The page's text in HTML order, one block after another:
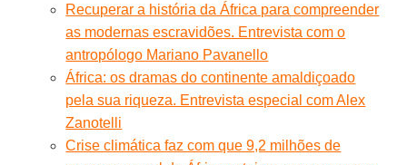
Recuperar a história da África para compreender
as modernas escravidões. Entrevista com o
antropólogo Mariano Pavanello
África: os dramas do continente amaldiçoado
pela sua riqueza. Entrevista especial com Alex
Zanotelli
Crise climática faz com que 9,2 milhões de